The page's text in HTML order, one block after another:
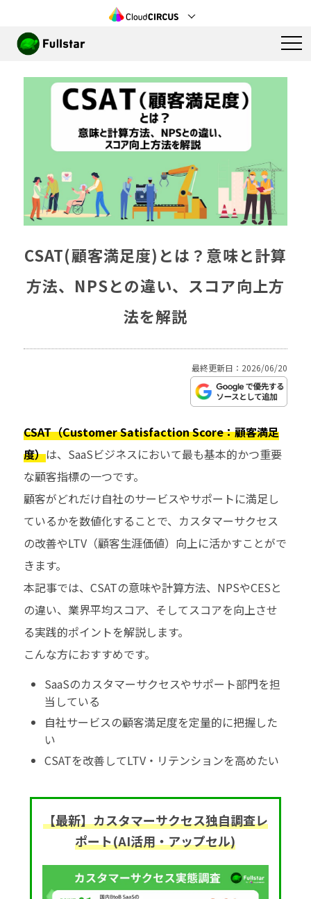
CSAT(顧客満足度)とは？意味と計算
方法、NPSとの違い、スコア向上方
法を解説
最終更新日：2026/06/20
CSAT（Customer Satisfaction Score：顧客満足
度）は、SaaSビジネスにおいて最も基本的かつ重要
な顧客指標の一つです。
顧客がどれだけ自社のサービスやサポートに満足し
ているかを数値化することで、カスタマーサクセス
の改善やLTV（顧客生涯価値）向上に活かすことがで
きます。
本記事では、CSATの意味や計算方法、NPSやCESと
の違い、業界平均スコア、そしてスコアを向上させ
る実践的ポイントを解説します。
こんな方におすすめです。
SaaSのカスタマーサクセスやサポート部門を担
当している
自社サービスの顧客満足度を定量的に把握した
い
CSATを改善してLTV・リテンションを高めたい
【最新】カスタマーサクセス独自調査レ
ポート(AI活用・アップセル)